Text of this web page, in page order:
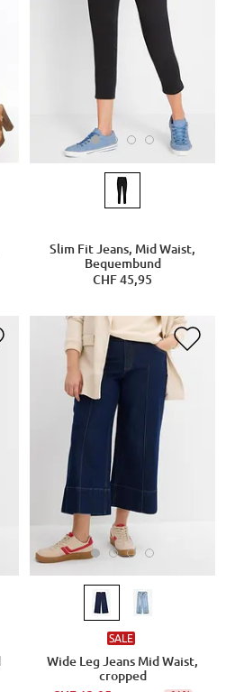
Slim Fit Jeans, Mid Waist,
Bequembund
CHF 45,95
SALE
Wide Leg Jeans Mid Waist,
cropped